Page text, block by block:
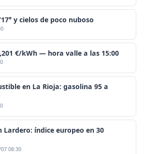
y cielos de poco nuboso
€/kWh — hora valle a las 15:00
en La Rioja: gasolina 95 a
Lardero: índice europeo en 30
08:30